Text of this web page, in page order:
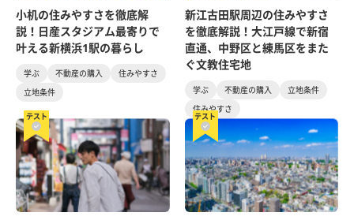
小机の住みやすさを徹底解
説！日産スタジアム最寄りで
叶える新横浜1駅の暮らし
学ぶ 不動産の購入
住みやすさ
立地条件
新江古田駅周辺の住みやすさ
を徹底解説！大江戸線で新宿
直通、中野区と練馬区をまた
ぐ文教住宅地
学ぶ 不動産の購入
立地条件
住みやすさ
テスト テスト